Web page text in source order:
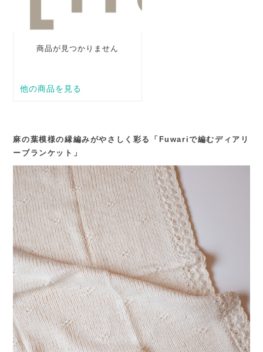
麻の葉模様の縁編みがやさしく彩る「Fuwariで編むディアリ
ーブランケット」